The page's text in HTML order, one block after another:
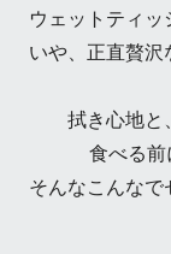
ウェットティッ
いや、正直贅
拭き心地と
食べる前
そんなこんなで